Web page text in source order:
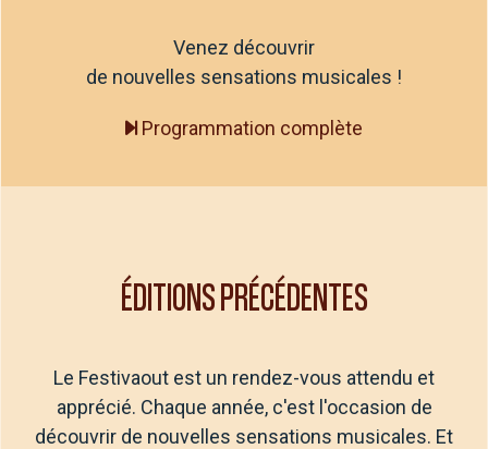
Venez découvrir
de nouvelles sensations musicales !
Programmation complète
ÉDITIONS PRÉCÉDENTES
Le Festivaout est un rendez-vous attendu et
apprécié. Chaque année, c'est l'occasion de
découvrir de nouvelles sensations musicales. Et